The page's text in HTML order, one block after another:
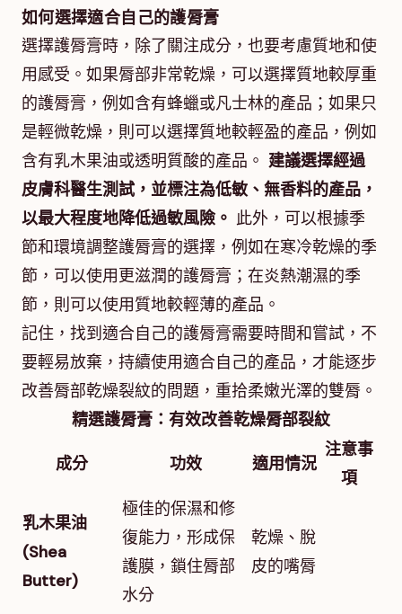
如何選擇適合自己的護脣膏
選擇護脣膏時，除了關注成分，也要考慮質地和使
用感受。如果脣部非常乾燥，可以選擇質地較厚重
的護脣膏，例如含有蜂蠟或凡士林的產品；如果只
是輕微乾燥，則可以選擇質地較輕盈的產品，例如
含有乳木果油或透明質酸的產品。 建議選擇經過
皮膚科醫生測試，並標注為低敏、無香料的產品，
以最大程度地降低過敏風險。 此外，可以根據季
節和環境調整護脣膏的選擇，例如在寒冷乾燥的季
節，可以使用更滋潤的護脣膏；在炎熱潮濕的季
節，則可以使用質地較輕薄的產品。
記住，找到適合自己的護脣膏需要時間和嘗試，不
要輕易放棄，持續使用適合自己的產品，才能逐步
改善脣部乾燥裂紋的問題，重拾柔嫩光澤的雙脣。
精選護脣膏：有效改善乾燥脣部裂紋
成分 功效 適用情況
注意事
項
乳木果油
(Shea
Butter)
極佳的保濕和修
復能力，形成保
護膜，鎖住脣部
水分
乾燥、脫
皮的嘴脣